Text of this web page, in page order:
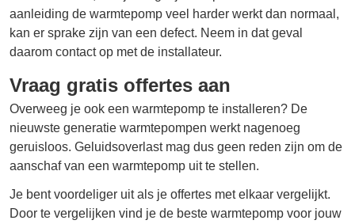
aanleiding de warmtepomp veel harder werkt dan normaal,
kan er sprake zijn van een defect. Neem in dat geval
daarom contact op met de installateur.
Vraag gratis offertes aan
Overweeg je ook een warmtepomp te installeren? De
nieuwste generatie warmtepompen werkt nagenoeg
geruisloos. Geluidsoverlast mag dus geen reden zijn om de
aanschaf van een warmtepomp uit te stellen.
Je bent voordeliger uit als je offertes met elkaar vergelijkt.
Door te vergelijken vind je de beste warmtepomp voor jouw